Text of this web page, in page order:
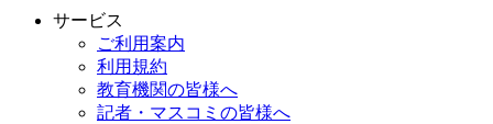
サービス
ご利用案内
利用規約
教育機関の皆様へ
記者・マスコミの皆様へ